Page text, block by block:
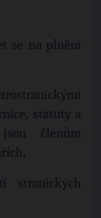
se na plnění
statuty a
členům
stranických